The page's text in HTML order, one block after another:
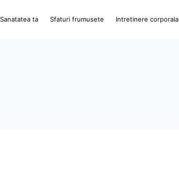
Sanatatea ta Sfaturi frumusete Intretinere corporala